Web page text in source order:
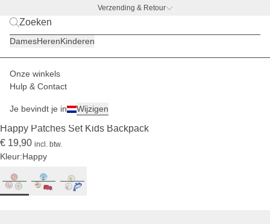
Verzending & Retour
DamesHerenKinderen
Onze winkels
Hulp & Contact
Je bevindt je in Wijzigen
Kinderen Rugzakken
(23)
Happy Patches Set Kids Backpack
€ 19,90 incl. btw.
Kleur:Happy